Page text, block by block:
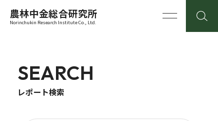
農林中金総合研究所
Norinchukin Research Institute Co., Ltd.
SEARCH
レポート検索